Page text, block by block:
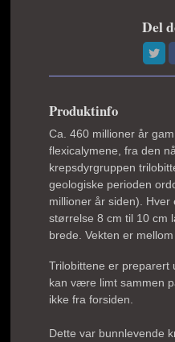
Del
Produktinfo
Ca. 460 millioner år
flexicalymene, fra den
krepsdyrgruppen
geologiske perioden
millioner år siden). Hver
størrelse 8 cm til 10 cm
brede. Vekten er
Trilobittene er preparert
kan være limt sammen
ikke fra forsiden.
Dette var bunnlevende